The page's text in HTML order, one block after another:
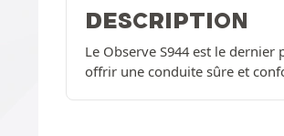
DESCRIPTION
Le Observe S944 est le
offrir une conduite sûre et